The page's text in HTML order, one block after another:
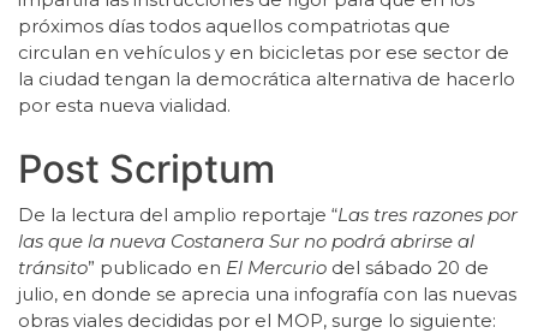
próximos días todos aquellos compatriotas que
circulan en vehículos y en bicicletas por ese sector de
la ciudad tengan la democrática alternativa de hacerlo
por esta nueva vialidad.
Post Scriptum
De la lectura del amplio reportaje “Las tres razones por
las que la nueva Costanera Sur no podrá abrirse al
tránsito” publicado en El Mercurio del sábado 20 de
julio, en donde se aprecia una infografía con las nuevas
obras viales decididas por el MOP, surge lo siguiente: